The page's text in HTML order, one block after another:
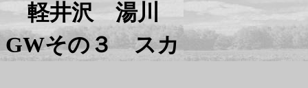
軽井沢 湯川
GWその３ スカ